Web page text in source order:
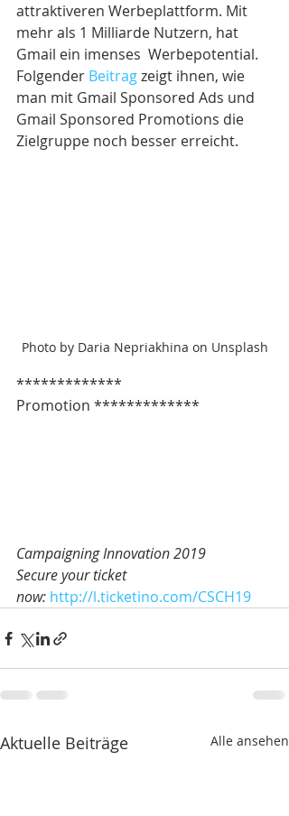
attraktiveren Werbeplattform. Mit
mehr als 1 Milliarde Nutzern, hat
Gmail ein imenses  Werbepotential.
Folgender Beitrag zeigt ihnen, wie
man mit Gmail Sponsored Ads und
Gmail Sponsored Promotions die
Zielgruppe noch besser erreicht.
Photo by Daria Nepriakhina on Unsplash
*************
Promotion *************
Campaigning Innovation 2019
Secure your ticket
now: http://l.ticketino.com/CSCH19
Aktuelle Beiträge Alle ansehen